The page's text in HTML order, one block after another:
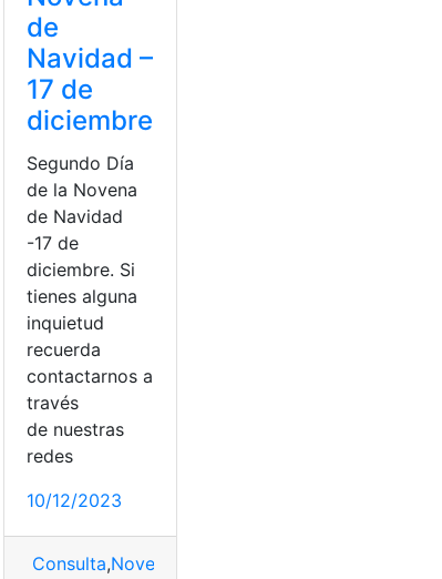
de
Navidad –
17 de
diciembre
Segundo Día
de la Novena
de Navidad
-17 de
diciembre. Si
tienes alguna
inquietud
recuerda
contactarnos a
través
de nuestras
redes
10/12/2023
Consulta,Novena